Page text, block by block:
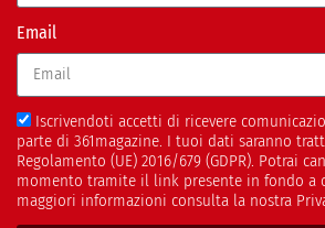
Email
Iscrivendoti accetti di ricevere
parte di 361magazine. I tuoi dati saranno
Regolamento (UE) 2016/679 (GDPR). Potrai
momento tramite il link presente in fondo a
maggiori informazioni consulta la nostra